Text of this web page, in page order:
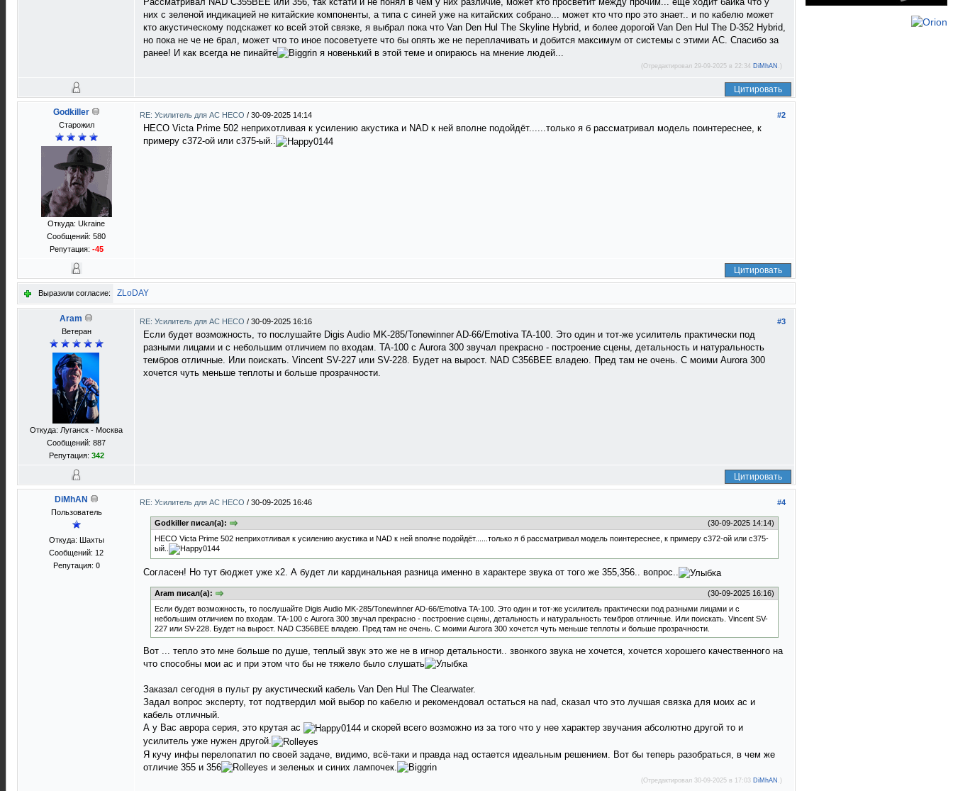
них с зеленой индикацией не китайские компоненты, а типа с синей уже на китайских собрано... может кто что про это знает.. и по кабелю может
кто акустическому подскажет ко всей этой связке, я выбрал пока что Van Den Hul The Skyline Hybrid, и более дорогой Van Den Hul The D-352 Hybrid,
но пока не че не брал, может что то иное посоветуете что бы опять же не переплачивать и добится максимум от системы с этими АС. Спасибо за
ранее! И как всегда не пинайте
я новенький в этой теме и опираюсь на мнение людей...
(Отредактировал 29-09-2025 в 22:34 DiMhAN .)
Цитировать
Godkiller
Старожил
Откуда: Ukraine
Сообщений: 580
Репутация: -45
#2
RE: Усилитель для AC HECO / 30-09-2025 14:14
HECO Victa Prime 502 неприхотливая к усилению акустика и NAD к ней вполне подойдёт......только я б рассматривал модель поинтереснее, к
примеру c372-ой или с375-ый..
Цитировать
Выразили согласие: ZLoDAY
Aram
Ветеран
Откуда: Луганск - Москва
Сообщений: 887
Репутация: 342
#3
RE: Усилитель для AC HECO / 30-09-2025 16:16
Если будет возможность, то послушайте Digis Audio MK-285/Tonewinner AD-66/Emotiva TA-100. Это один и тот-же усилитель практически под
разными лицами и с небольшим отличием по входам. TA-100 с Aurora 300 звучал прекрасно - построение сцены, детальность и натуральность
тембров отличные. Или поискать. Vincent SV-227 или SV-228. Будет на вырост. NAD C356BEE владею. Пред там не очень. С моими Aurora 300
хочется чуть меньше теплоты и больше прозрачности.
Цитировать
DiMhAN
Пользователь
Откуда: Шахты
Сообщений: 12
Репутация: 0
#4
RE: Усилитель для AC HECO / 30-09-2025 16:46
(30-09-2025 14:14)
Godkiller писал(а):
HECO Victa Prime 502 неприхотливая к усилению акустика и NAD к ней вполне подойдёт......только я б рассматривал модель поинтереснее, к примеру c372-ой или с375-
ый..
Согласен! Но тут бюджет уже х2. А будет ли кардинальная разница именно в характере звука от того же 355,356.. вопрос..
(30-09-2025 16:16)
Aram писал(а):
Если будет возможность, то послушайте Digis Audio MK-285/Tonewinner AD-66/Emotiva TA-100. Это один и тот-же усилитель практически под разными лицами и с
небольшим отличием по входам. TA-100 с Aurora 300 звучал прекрасно - построение сцены, детальность и натуральность тембров отличные. Или поискать. Vincent SV-
227 или SV-228. Будет на вырост. NAD C356BEE владею. Пред там не очень. С моими Aurora 300 хочется чуть меньше теплоты и больше прозрачности.
Вот ... тепло это мне больше по душе, теплый звук это же не в игнор детальности.. звонкого звука не хочется, хочется хорошего качественного на
что способны мои ас и при этом что бы не тяжело было слушать
Заказал сегодня в пульт ру акустический кабель Van Den Hul The Clearwater.
Задал вопрос эксперту, тот подтвердил мой выбор по кабелю и рекомендовал остаться на nad, сказал что это лучшая связка для моих ас и
кабель отличный.
А у Вас аврора серия, это крутая ас
и скорей всего возможно из за того что у нее характер звучания абсолютно другой то и
усилитель уже нужен другой.
Я кучу инфы перелопатил по своей задаче, видимо, всё-таки и правда над остается идеальным решением. Вот бы теперь разобраться, в чем же
отличие 355 и 356
и зеленых и синих лампочек.
(Отредактировал 30-09-2025 в 17:03 DiMhAN .)